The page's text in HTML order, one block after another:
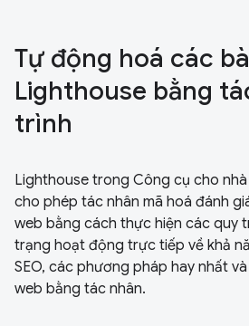
Tự động hoá các
Lighthouse bằng
trình
Lighthouse trong Công cụ cho
cho phép tác nhân mã hoá đánh
web bằng cách thực hiện các quy
trạng hoạt động trực tiếp về khả
SEO, các phương pháp hay nhất
web bằng tác nhân.